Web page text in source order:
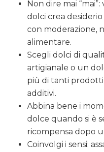
Non dire mai
dolci crea desiderio
con moderazione,
alimentare.
Scegli dolci di
artigianale o un
più di tanti
additivi.
Abbina bene i
dolce quando si è
ricompensa dopo
Coinvolgi i sensi: